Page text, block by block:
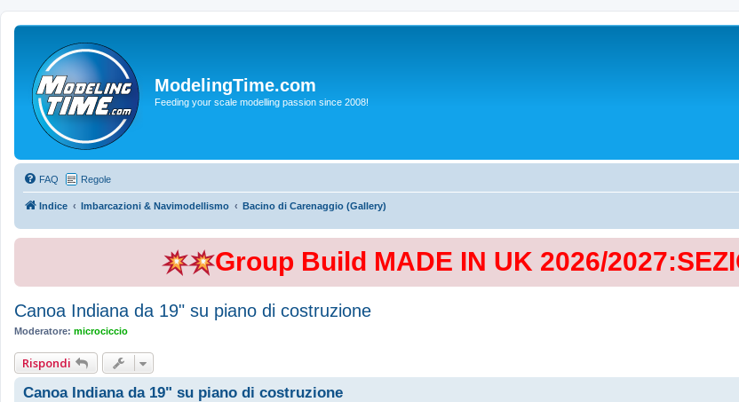
ModelingTime.com
Feeding your scale modelling passion since 2008!
FAQ Regole
Indice Imbarcazioni & Navimodellismo Bacino di Carenaggio (Gallery)
Group Build MADE IN UK 2026/
Canoa Indiana da 19" su piano di costruzione
Moderatore: microciccio
Rispondi
Canoa Indiana da 19" su piano di costruzione